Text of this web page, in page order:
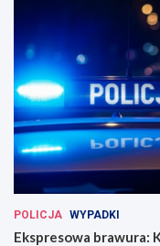
POLICJA WYPADKI
Ekspresowa brawura: